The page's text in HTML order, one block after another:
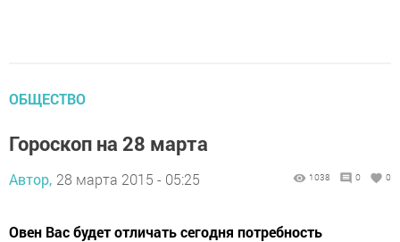
ОБЩЕСТВО
Гороскоп на 28 марта
Автор, 28 марта 2015 - 05:25 1038 0 0
Овен Вас будет отличать сегодня потребность